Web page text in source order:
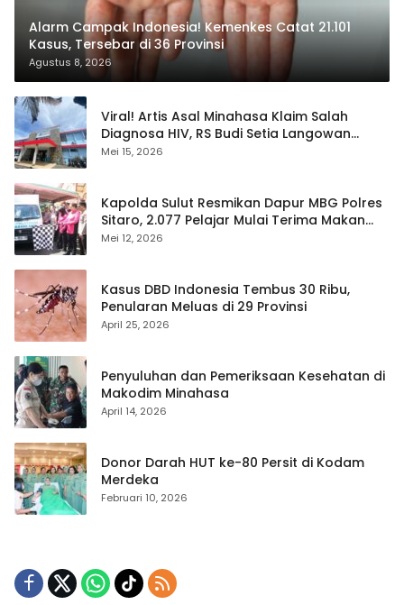
Alarm Campak Indonesia! Kemenkes Catat 21.101
Kasus, Tersebar di 36 Provinsi
Agustus 8, 2026
Viral! Artis Asal Minahasa Klaim Salah
Diagnosa HIV, RS Budi Setia Langowan
Disorot Publik
Mei 15, 2026
Kapolda Sulut Resmikan Dapur MBG Polres
Sitaro, 2.077 Pelajar Mulai Terima Makan
Gratis
Mei 12, 2026
Kasus DBD Indonesia Tembus 30 Ribu,
Penularan Meluas di 29 Provinsi
April 25, 2026
Penyuluhan dan Pemeriksaan Kesehatan di
Makodim Minahasa
April 14, 2026
Donor Darah HUT ke-80 Persit di Kodam
Merdeka
Februari 10, 2026